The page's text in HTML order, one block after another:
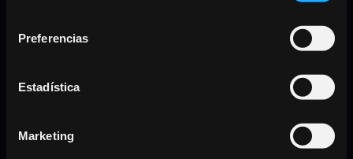
Preferencias
Estadística
Marketing
en base al historial o preferencias del cliente en
El análisis de los datos recogidos por los sensores